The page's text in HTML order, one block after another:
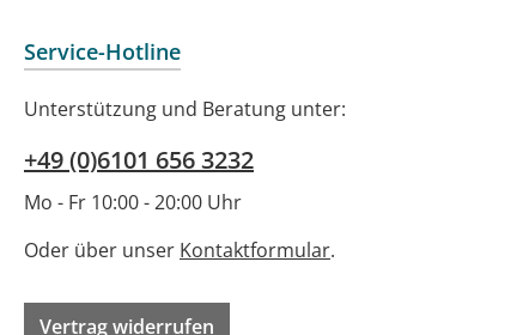
Service-Hotline
Unterstützung und Beratung unter:
+49 (0)6101 656 3232
Mo - Fr 10:00 - 20:00 Uhr
Oder über unser Kontaktformular.
Vertrag widerrufen